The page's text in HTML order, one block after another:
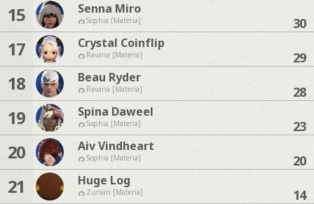
15 Senna Miro
Sophia [Materia] 30
17 Crystal Coinflip
Ravana [Materia] 29
18 Beau Ryder
Ravana [Materia] 28
19 Spina Daweel
Sophia [Materia] 23
20 Aiv Vindheart
Sophia [Materia] 20
21 Huge Log
Zurvan [Materia] 14